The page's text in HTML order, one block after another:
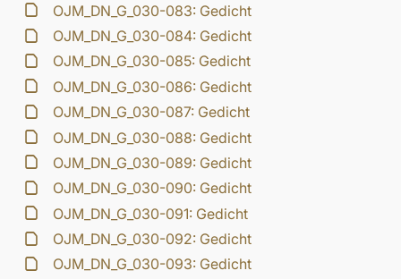
OJM_DN_G_030-083: Gedicht
OJM_DN_G_030-084: Gedicht
OJM_DN_G_030-085: Gedicht
OJM_DN_G_030-086: Gedicht
OJM_DN_G_030-087: Gedicht
OJM_DN_G_030-088: Gedicht
OJM_DN_G_030-089: Gedicht
OJM_DN_G_030-090: Gedicht
OJM_DN_G_030-091: Gedicht
OJM_DN_G_030-092: Gedicht
OJM_DN_G_030-093: Gedicht